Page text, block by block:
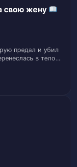
преградил
свою жену
предал и убил
в тело…